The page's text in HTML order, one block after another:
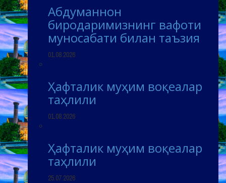
Абдуманнон
биродаримизнинг вафоти
муносабати билан таъзия
01.08.2026
Ҳафталик муҳим воқеалар
таҳлили
01.08.2026
Ҳафталик муҳим воқеалар
таҳлили
25.07.2026